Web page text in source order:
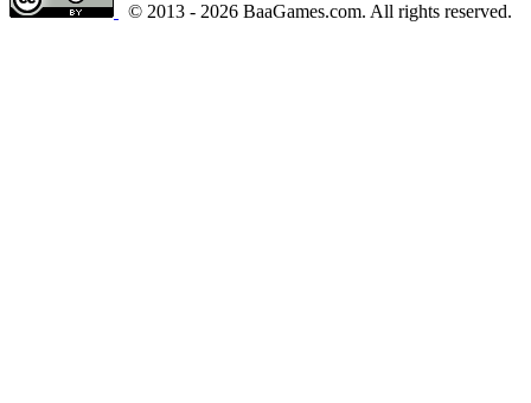
© 2013 - 2026 BaaGames.com. All rights reserved.